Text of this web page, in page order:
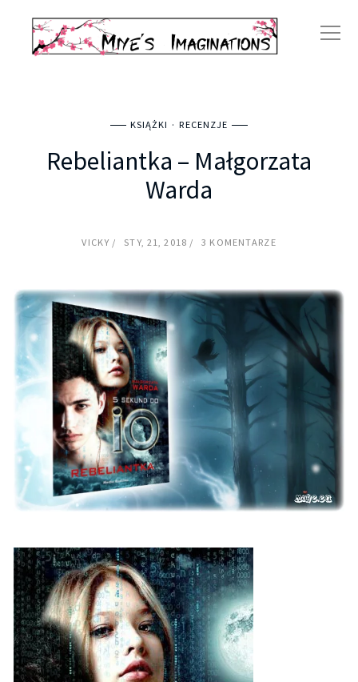
KSIĄŻKI RECENZJE
Rebeliantka – Małgorzata
Warda
VICKY STY, 21, 2018 3 KOMENTARZE